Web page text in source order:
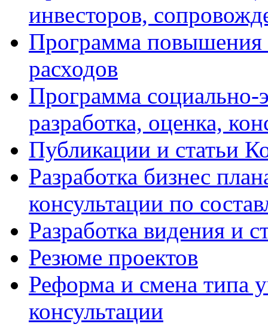
инвесторов,
Программа
расходов
Программа социально-
разработка, оценка,
Публикации и статьи
Разработка бизнес
консультации по
Разработка видения и
Резюме проектов
Реформа и смена типа
консультации